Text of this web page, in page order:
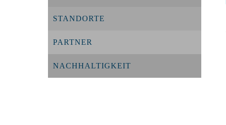
STANDORTE
PARTNER
NACHHALTIGKEIT